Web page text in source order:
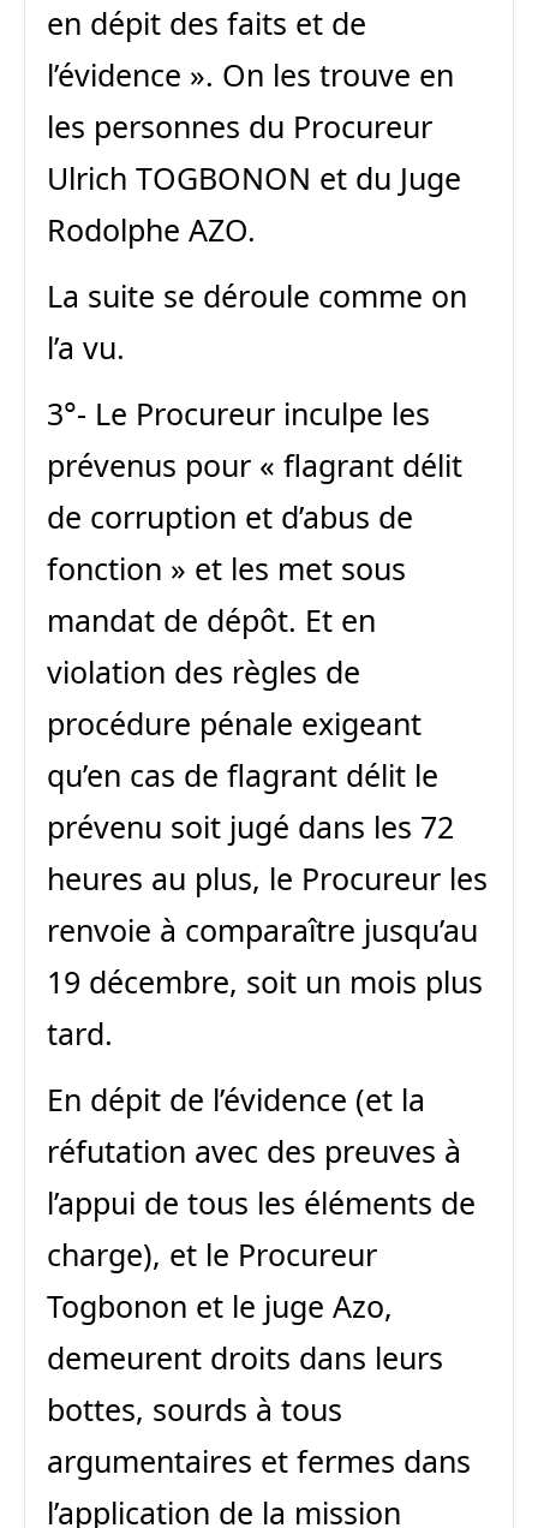
en dépit des faits et de
l’évidence ». On les trouve en
les personnes du Procureur
Ulrich TOGBONON et du Juge
Rodolphe AZO.
La suite se déroule comme on
l’a vu.
3°- Le Procureur inculpe les
prévenus pour « flagrant délit
de corruption et d’abus de
fonction » et les met sous
mandat de dépôt. Et en
violation des règles de
procédure pénale exigeant
qu’en cas de flagrant délit le
prévenu soit jugé dans les 72
heures au plus, le Procureur les
renvoie à comparaître jusqu’au
19 décembre, soit un mois plus
tard.
En dépit de l’évidence (et la
réfutation avec des preuves à
l’appui de tous les éléments de
charge), et le Procureur
Togbonon et le juge Azo,
demeurent droits dans leurs
bottes, sourds à tous
argumentaires et fermes dans
l’application de la mission